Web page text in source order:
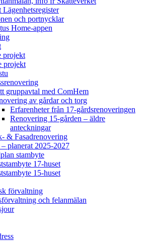
och portnycklar
Home-appen
projekt
projekt
gruppavtal med ComHem
av gårdar och torg
Erfarenheter från 17-gårdsrenoveringen
Renovering 15-gården – äldre
anteckningar
& Fasadrenovering
– planerat 2025-2027
stambyte
17-huset
15-huset
förvaltning
och felanmälan